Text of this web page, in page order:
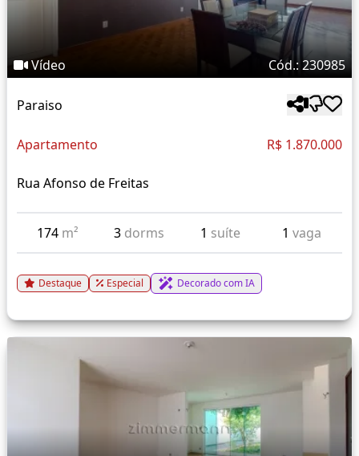
Vídeo Cód.: 230985
Paraiso
Apartamento R$ 1.870.000
Rua Afonso de Freitas
174 m² 3 dorms 1 suíte 1 vaga
Destaque Especial Decorado com IA